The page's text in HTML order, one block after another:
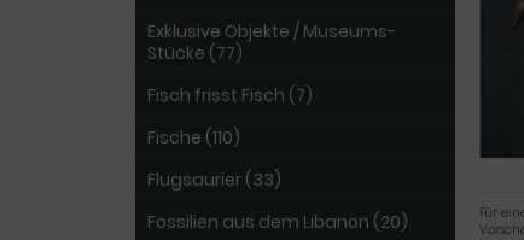
Für
Exklusive Objekte / Museums-
Stücke (77)
Fisch frisst Fisch (7)
Fische (110)
Flugsaurier (33)
Fossilien aus dem Libanon (20)